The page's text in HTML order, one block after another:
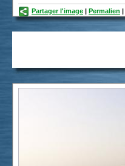
Partager l'image | Permalien |